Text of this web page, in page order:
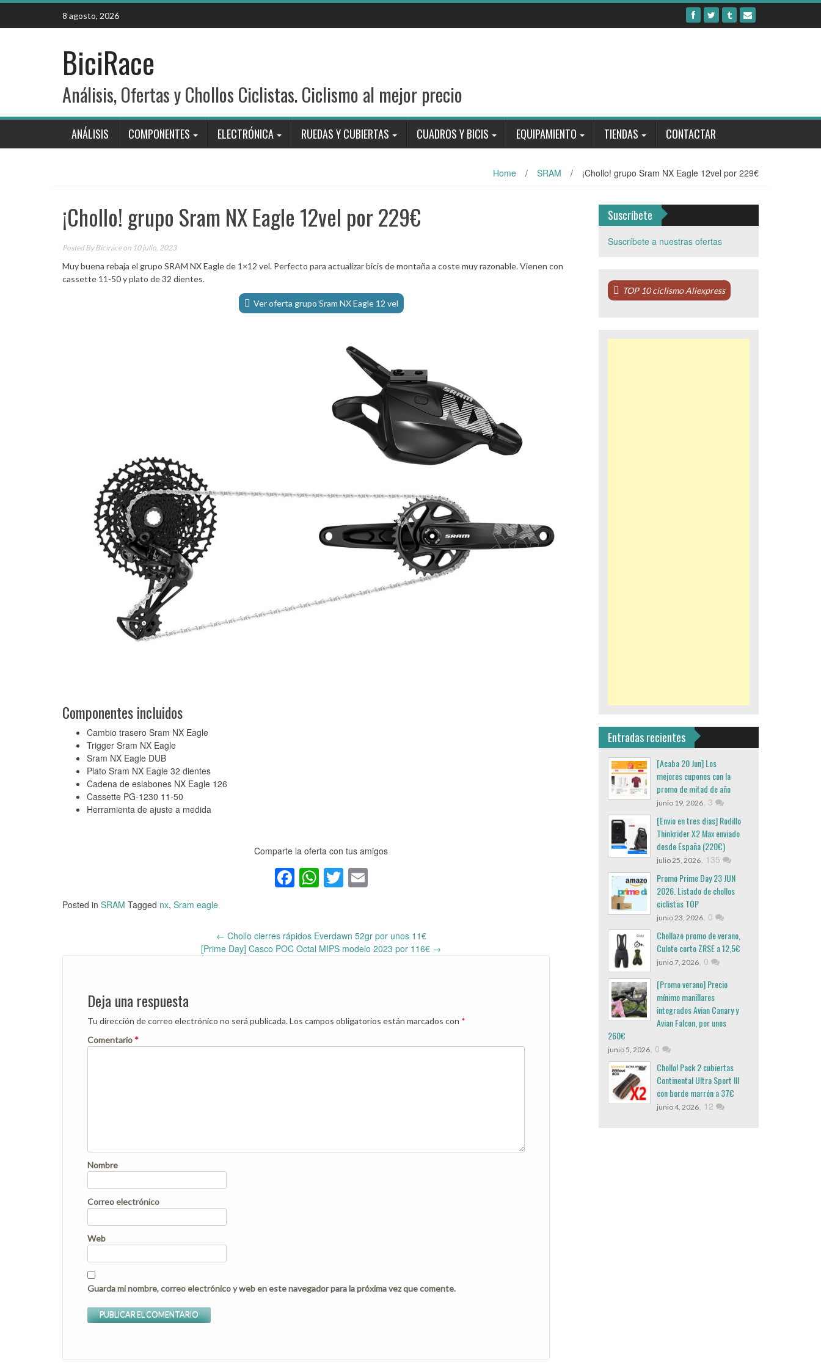
Skip
content
8 agosto, 2026
BiciRace
Análisis, Ofertas y Chollos Ciclistas. Ciclismo al mejor precio
ANÁLISIS COMPONENTES ELECTRÓNICA RUEDAS Y CUBIERTAS CUADROS Y BICIS EQUIPAMIENTO TIENDAS CONTACTAR
Home / SRAM / ¡Chollo! grupo Sram NX Eagle 12vel por 229€
¡Chollo! grupo Sram NX Eagle 12vel por 229€
Posted ByBiciraceon 10 julio, 2023
Muy buena rebaja el grupo SRAM NX Eagle de 1×12 vel. Perfecto para actualizar bicis de montaña a coste muy razonable. Vienen con
cassette 11-50 y plato de 32 dientes.
Ver oferta grupo Sram NX Eagle 12 vel
Componentes incluidos
Cambio trasero Sram NX Eagle
Trigger Sram NX Eagle
Sram NX Eagle DUB
Plato Sram NX Eagle 32 dientes
Cadena de eslabones NX Eagle 126
Cassette PG-1230 11-50
Herramienta de ajuste a medida
Comparte la oferta con tus amigos
Facebook
WhatsApp
Twitter
Email
Posted in SRAM Tagged nx, Sram eagle
Post
← Chollo cierres rápidos Everdawn 52gr por unos 11€
[Prime Day] Casco POC Octal MIPS modelo 2023 por 116€ →
Deja una respuesta
Tu dirección de correo electrónico no será publicada.Los campos obligatorios están marcados con *
Comentario *
Nombre
Correo electrónico
Web
Guarda mi nombre, correo electrónico y web en este navegador para la próxima vez que comente.
Suscríbete
Suscríbete a nuestras ofertas
TOP 10 ciclismo Aliexpress
Entradas recientes
[Acaba 20 Jun] Los
mejores cupones con la
promo de mitad de año
junio 19, 2026, 3
[Envio en tres dias] Rodillo
Thinkrider X2 Max enviado
desde España (220€)
julio 25, 2026, 135
Promo Prime Day 23 JUN
2026. Listado de chollos
ciclistas TOP
junio 23, 2026, 0
Chollazo promo de verano,
Culote corto ZRSE a 12,5€
junio 7, 2026, 0
[Promo verano] Precio
mínimo manillares
integrados Avian Canary y
Avian Falcon, por unos
260€
junio 5, 2026, 0
Chollo! Pack 2 cubiertas
Continental Ultra Sport III
con borde marrón a 37€
junio 4, 2026, 12